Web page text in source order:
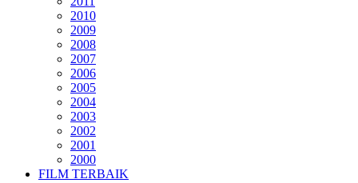
2010
2009
2008
2007
2006
2005
2004
2003
2002
2001
2000
FILM TERBAIK